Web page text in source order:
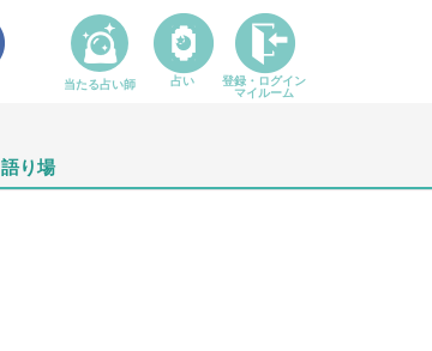
語り場
当たる占い師 占い
登録・ログイン
マイルーム